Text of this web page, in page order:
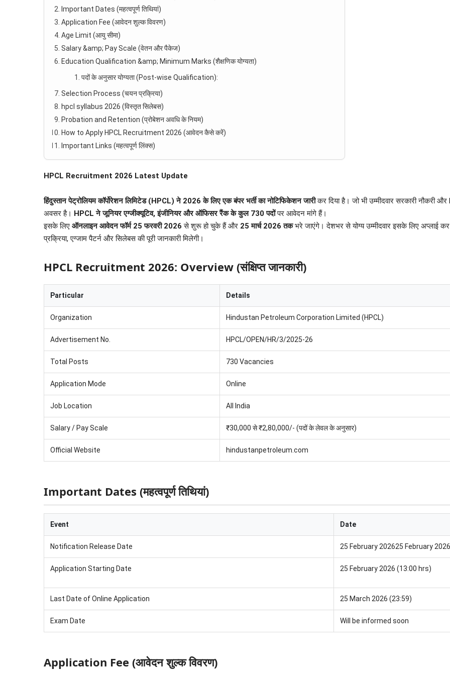
Important Dates (महत्वपूर्ण तिथियां)
Application Fee (आवेदन शुल्क विवरण)
Age Limit (आयु सीमा)
Salary &amp; Pay Scale (वेतन और पैकेज)
Education Qualification &amp; Minimum Marks (शैक्षणिक योग्यता)
पदों के अनुसार योग्यता (Post-wise Qualification):
Selection Process (चयन प्रक्रिया)
hpcl syllabus 2026 (विस्तृत सिलेबस)
Probation and Retention (प्रोबेशन अवधि के नियम)
How to Apply HPCL Recruitment 2026 (आवेदन कैसे करें)
Important Links (महत्वपूर्ण लिंक्स)
HPCL Recruitment 2026 Latest Update
हिंदुस्तान पेट्रोलियम कॉर्पोरेशन लिमिटेड (HPCL) ने 2026 के लिए एक बंपर भर्ती का नोटिफिकेशन जारीकर दिया है। जो भी उम्मीदवार सरकारी नौकरी
अवसर है। HPCL ने जूनियर एग्जीक्यूटिव, इंजीनियर और ऑफिसर रैंक के कुल 730 पदोंपर आवेदन मांगे हैं।
इसके लिए ऑनलाइन आवेदन फॉर्म 25 फरवरी 2026 से शुरू हो चुके हैं और 25 मार्च 2026 तकभरे जाएंगे। देशभर से योग्य उम्मीदवार इसके लिए अप्लाई
प्रक्रिया, एग्जाम पैटर्न और सिलेबस की पूरी जानकारी मिलेगी।
HPCL Recruitment 2026: Overview (संक्षिप्त जानकारी)
Particular Details
Organization Hindustan Petroleum Corporation Limited (HPCL)
Advertisement No. HPCL/OPEN/HR/3/2025-26
Total Posts 730 Vacancies
Application Mode Online
Job Location All India
Salary / Pay Scale ₹30,000 से ₹2,80,000/- (पदों के लेवल के अनुसार)
Official Website hindustanpetroleum.com
Important Dates (महत्वपूर्ण तिथियां)
Event Date
Notification Release Date 25 February 202625 February 2026
Application Starting Date 25 February 2026 (13:00 hrs)
Last Date of Online Application 25 March 2026 (23:59)
Exam Date Will be informed soon
Application Fee (आवेदन शुल्क विवरण)